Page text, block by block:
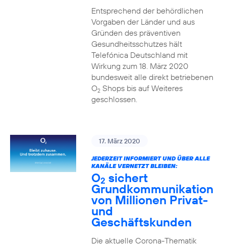
Entsprechend der behördlichen
Vorgaben der Länder und aus
Gründen des präventiven
Gesundheitsschutzes hält
Telefónica Deutschland mit
Wirkung zum 18. März 2020
bundesweit alle direkt betriebenen
O2Shops bis auf Weiteres
geschlossen.
17. März 2020
JEDERZEIT INFORMIERT UND ÜBER ALLE
KANÄLE VERNETZT BLEIBEN:
O2 sichert
Grundkommunikation
von Millionen Privat-
und
Geschäftskunden
Die aktuelle Corona-Thematik